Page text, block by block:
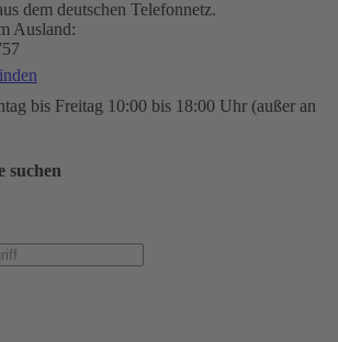
dem deutschen Telefonnetz.
Ausland:
bis Freitag 10:00 bis 18:00 Uhr (außer an
suchen